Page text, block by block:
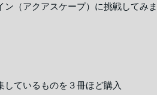
（アクアスケープ）に挑戦してみ
ているものを３冊ほど購入